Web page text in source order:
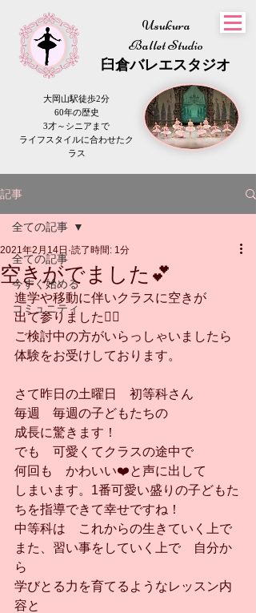
Usukura
Ballet Studio
​臼倉バレエスタジオ
大岡山駅徒歩2分
60年の歴史
3才～シニアまで
​ライフスタイルに合わせたク
ラス
記事
全ての記事
今すぐ始める
コミュニティ
全ての記事
空きがでました💕
2021年2月14日 読了時間: 1分
進学や移動に伴いクラスに空きが
出て参りました🙆‍♀️
ご検討中の方がいらっしゃいましたら
体験をお受けしております。
さて昨日の土曜日　初等科さん
毎週　毎週の子どもたちの
成長に驚きます！
でも　可愛くてクラスの途中で
何回も　かわいい❤️と声に出して
しまいます。1番可愛い盛りの子どもた
ちを指導できて幸せですね！
中等科は　これからの生きていく上で
また、習い事をしていく上で　自分か
ら
学びとる力を育てるようなレッスン内
容と